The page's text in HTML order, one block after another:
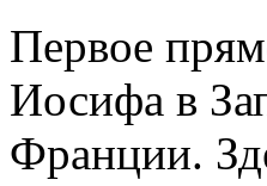
Первое
Иосифа в
Франции.